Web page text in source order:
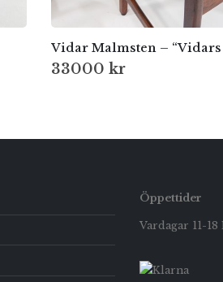
Vidar Malmsten – “Vidars
33000 kr
Öppettider
Vardagar 11-